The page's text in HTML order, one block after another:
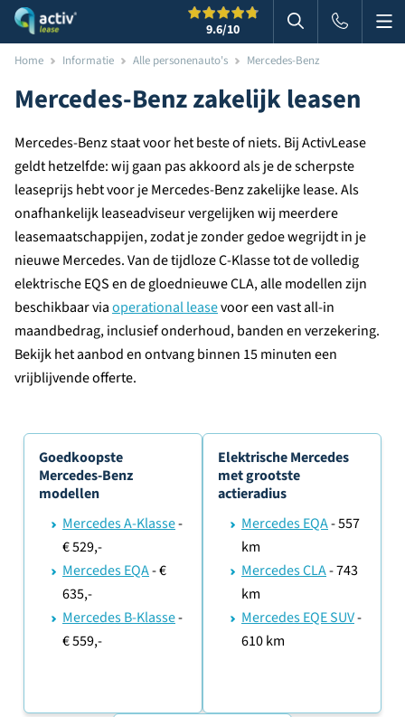
9.6/10 Zoeken in
Home Informatie Alle personenauto's Mercedes-Benz
Mercedes-Benz zakelijk leasen
Mercedes-Benz staat voor het beste of niets. Bij ActivLease
geldt hetzelfde: wij gaan pas akkoord als je de scherpste
leaseprijs hebt voor je Mercedes-Benz zakelijke lease. Als
onafhankelijk leaseadviseur vergelijken wij meerdere
leasemaatschappijen, zodat je zonder gedoe wegrijdt in je
nieuwe Mercedes. Van de tijdloze C-Klasse tot de volledig
elektrische EQS en de gloednieuwe CLA, alle modellen zijn
beschikbaar viaoperational leasevoor een vast all-in
maandbedrag, inclusief onderhoud, banden en verzekering.
Bekijk het aanbod en ontvang binnen 15 minuten een
vrijblijvende offerte.
Goedkoopste
Mercedes-Benz
modellen
Mercedes A-Klasse-
€ 529,-
Mercedes EQA- €
635,-
Mercedes B-Klasse-
€ 559,-
Elektrische Mercedes
met grootste
actieradius
Mercedes EQA- 557
km
Mercedes CLA- 743
km
Mercedes EQE SUV-
610 km